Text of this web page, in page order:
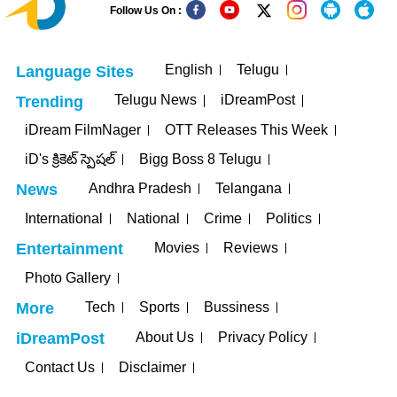
Follow Us On :
Language Sites English Telugu
Trending Telugu News
iDreamPost
iDream FilmNager
OTT Releases This Week
iD's క్రికెట్ స్పెషల్
Bigg Boss 8 Telugu
News Andhra Pradesh
Telangana
International
National Crime Politics
Entertainment Movies
Reviews
Photo Gallery
More Tech Sports Bussiness
iDreamPost About Us
Privacy Policy
Contact Us
Disclaimer